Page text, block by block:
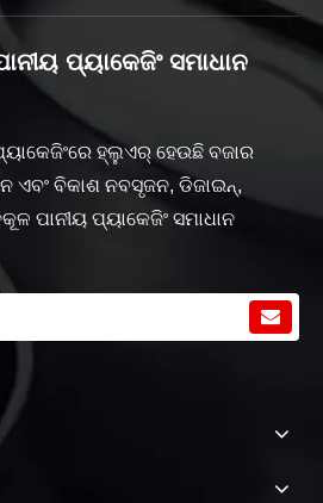
ପ୍ୟାକେଜିଂ ସମାଧାନ
ହ୍ଲୁଏର୍ ହେଉଛି ବଜାର
ଏବଂ ବିକାଶ ନବସୃଜନ, ଡିଜାଇନ୍,
ପାନୀୟ ପ୍ୟାକେଜିଂ ସମାଧାନ